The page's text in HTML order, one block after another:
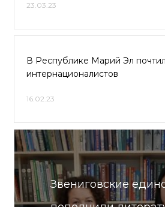
23.03.23
В Республике Марий Эл
интернационалистов
16.02.23
Звениговские